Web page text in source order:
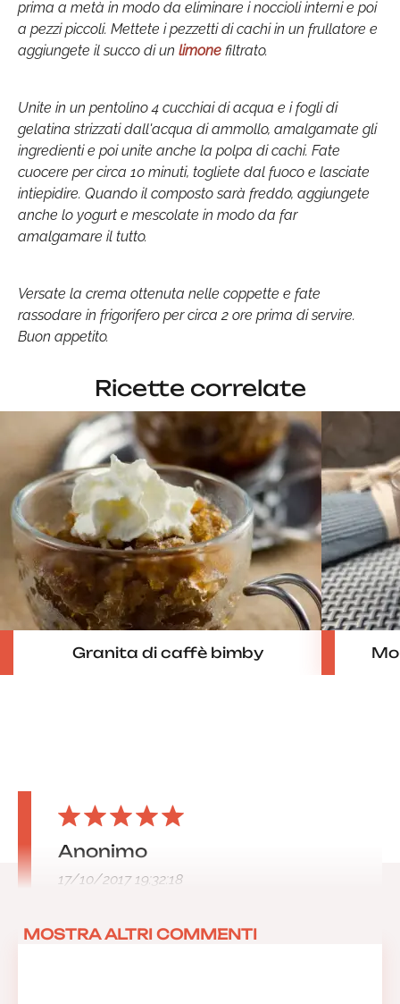
prima a metà in modo da eliminare i noccioli interni e poi
a pezzi piccoli. Mettete i pezzetti di cachi in un frullatore e
aggiungete il succo di un limone filtrato.
Unite in un pentolino 4 cucchiai di acqua e i fogli di
gelatina strizzati dall'acqua di ammollo, amalgamate gli
ingredienti e poi unite anche la polpa di cachi. Fate
cuocere per circa 10 minuti, togliete dal fuoco e lasciate
intiepidire. Quando il composto sarà freddo, aggiungete
anche lo yogurt e mescolate in modo da far
amalgamare il tutto.
Versate la crema ottenuta nelle coppette e fate
rassodare in frigorifero per circa 2 ore prima di servire.
Buon appetito.
Ricette correlate
Granita di caffè bimby
Anonimo
17/10/2017 19:32:18
MOSTRA ALTRI COMMENTI